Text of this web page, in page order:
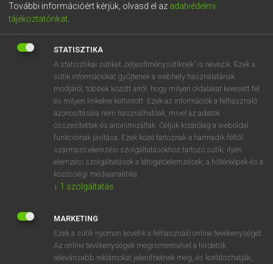
Díjmentes angol szótár
fn rest
interval signal
⚲ szünetjelkeresése szótárainkban
DÍJMENTES ANGOL SZÓTÁR
szülőváros
További információért kérjük, olvasd el az adatvédelmi
tájékoztatónkat
STATISZTIKA
A statisztikai sütiket „teljesítménysütiknek” is nevezik. Ezek a
sütik információkat gyűjtenek a webhely használatának
módjáról, többek között arról, hogy milyen oldalakat keresett fel
és milyen linkekre kattintott. Ezek az információk a felhasználó
azonosítására nem használhatóak, mivel az adatok
összesítettek és anonimizáltak. Céljuk kizárólag a weboldal
funkcióinak javítása. Ezek közé tartoznak a harmadik féltől
származó elemzési szolgáltatásokhoz tartozó sütik; ilyen
elemzési szolgáltatások a látogatóelemzések, a hőtérképek és a
közösségi médiaanalitika.
↓ 1 szolgáltatás
MARKETING
Ezek a sütik nyomon követik a felhasználó online tevékenységét.
Az online tevékenységek megismerésével a hirdetők
relevánsabb reklámokat jeleníthetnek meg, és korlátozhatják,
5 6 7 8 9 ö ü ó
r t z u i o p ő ú
k l ű
n m , . - AltGr